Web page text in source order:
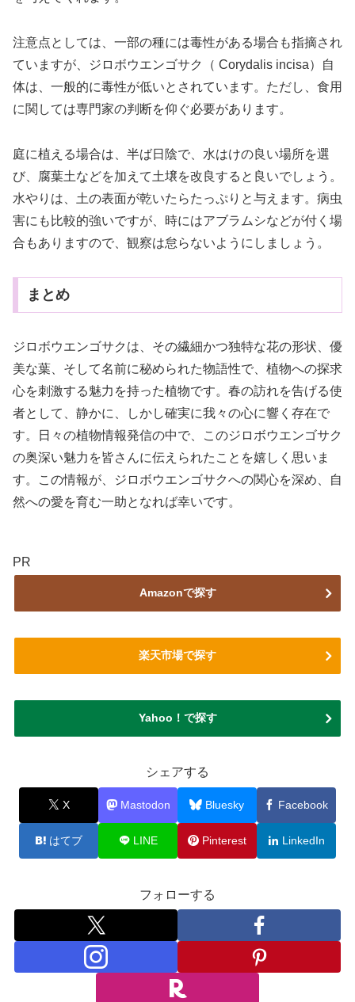
注意点としては、一部の種には毒性がある場合も指摘され
ていますが、ジロボウエンゴサク（ Corydalis incisa）自
体は、一般的に毒性が低いとされています。ただし、食用
に関しては専門家の判断を仰ぐ必要があります。
庭に植える場合は、半ば日陰で、水はけの良い場所を選
び、腐葉土などを加えて土壌を改良すると良いでしょう。
水やりは、土の表面が乾いたらたっぷりと与えます。病虫
害にも比較的強いですが、時にはアブラムシなどが付く場
合もありますので、観察は怠らないようにしましょう。
まとめ
ジロボウエンゴサクは、その繊細かつ独特な花の形状、優
美な葉、そして名前に秘められた物語性で、植物への探求
心を刺激する魅力を持った植物です。春の訪れを告げる使
者として、静かに、しかし確実に我々の心に響く存在で
す。日々の植物情報発信の中で、このジロボウエンゴサク
の奥深い魅力を皆さんに伝えられたことを嬉しく思いま
す。この情報が、ジロボウエンゴサクへの関心を深め、自
然への愛を育む一助となれば幸いです。
PR
Amazonで探す
楽天市場で探す
Yahoo！で探す
シェアする
X Mastodon Bluesky Facebook
はてブ LINE Pinterest LinkedIn
フォローする